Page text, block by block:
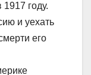
году.
и уехать
его